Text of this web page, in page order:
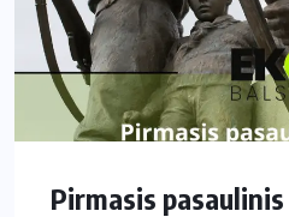
Pirmasis